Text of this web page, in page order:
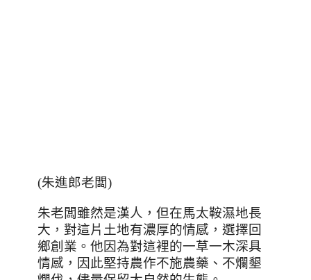
(朱進郎老闆)
朱老闆雖然是漢人，但在馬太鞍濕地長
大，對這片土地有濃厚的情感，選擇回
鄉創業。他因為對這裡的一草一木深具
情感，因此堅持農作不施農藥、不爛墾